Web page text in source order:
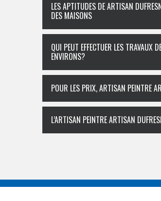
LES APTITUDES DE ARTISAN
DES MAISONS
QUI PEUT EFFECTUER LES TRAVAUX
ENVIRONS?
POUR LES PRIX, ARTISAN PEINTRE
L’ARTISAN PEINTRE ARTISAN